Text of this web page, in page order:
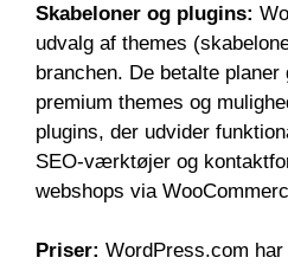
Skabeloner og plugins:
udvalg af themes
branchen. De betalte planer
premium themes og
plugins, der udvider
SEO-værktøjer og
webshops via
Priser: WordPress.com